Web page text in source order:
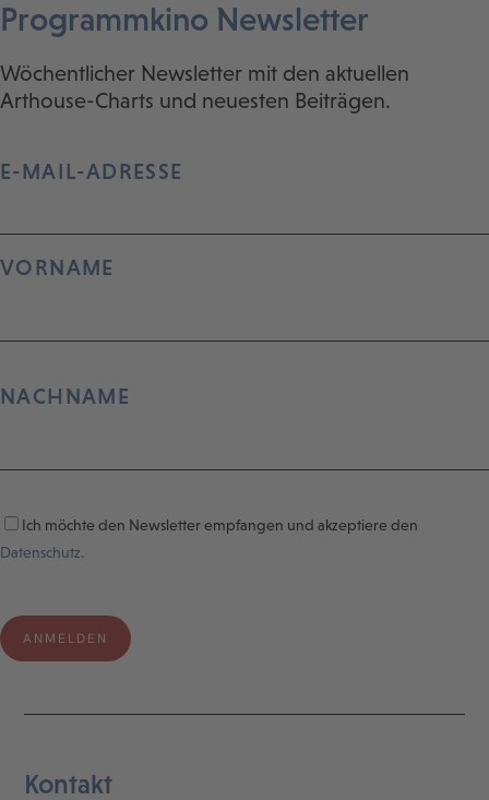
Programmkino Newsletter
Wöchentlicher Newsletter mit den aktuellen
Arthouse-Charts und neuesten Beiträgen.
E-MAIL-ADRESSE
VORNAME
NACHNAME
Ich möchte den Newsletter empfangen und akzeptiere den
Datenschutz.
Kontakt